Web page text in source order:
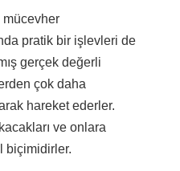
mücevher
pratik bir işlevleri de
gerçek değerli
çok daha
hareket ederler.
ve onlara
biçimidirler.